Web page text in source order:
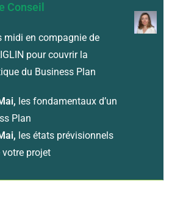
Conseil
midi en compagnie de
pour couvrir la
du Business Plan
les fondamentaux d’un
Plan
les états prévisionnels
votre projet